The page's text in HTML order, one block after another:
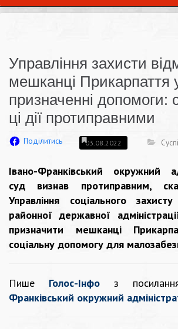
Управління захисти
мешканці Прикарпаття
призначенні допомоги:
ці дії протиправними
Поділитись 03.08.2022
Івано-Франківський окружний
суд визнав протиправним,
Управління соціального
районної державної
призначити мешканці
соціальну допомогу для
Пише Голос-Інфо з
Франківський окружний